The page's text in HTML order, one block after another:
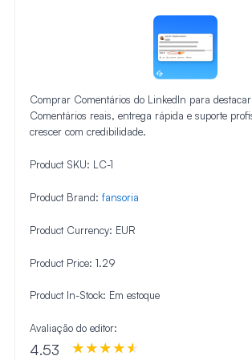
Comprar Comentários do LinkedIn para
Comentários reais, entrega rápida e suporte
crescer com credibilidade.
Product SKU: LC-1
Product Brand: fansoria
Product Currency: EUR
Product Price: 1.29
Product In-Stock: Em estoque
Avaliação do editor:
4.53